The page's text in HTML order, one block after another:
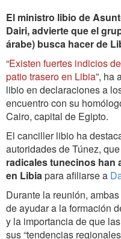
El ministro libio de
Dairi, advierte que el
árabe) busca hacer de
“Existen fuertes indicios
patio trasero en Libia”, ha
libio en declaraciones a
encuentro con su
Cairo, capital de Egipto.
El canciller libio ha
autoridades de Túnez,
radicales tunecinos han
en Libiapara afiliarse a
Durante la reunión,
de ayudar a la formación
y la importancia de que
sus “tendencias